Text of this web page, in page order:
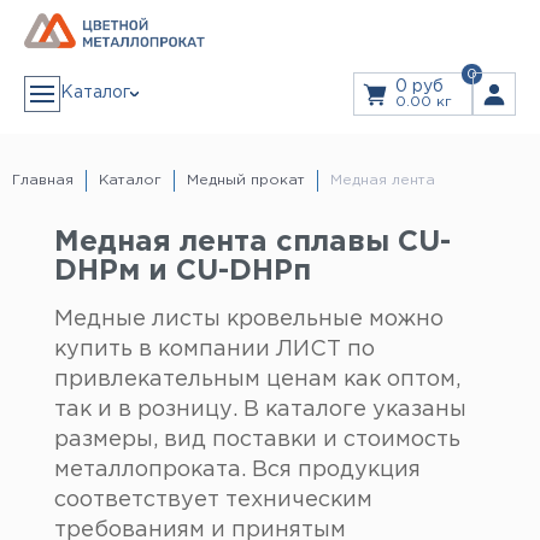
Каталог
0
0 руб
0.00 кг
Алюминиевая лента
Алюминиевый лист
Лист алюминиевый декоративный
Алюминиевая плита
Плита дюралевая
Пруток алюминиевый
Труба алюминиевая
Дюралевая труба
Труба профильная
Уголок алюминиевый
Швеллер алюминиевый (п-образный профиль)
Дюралевый шестигранник
Шина алюминиевая
Медная лента
Медная труба
Медный лист
ЗАКАЗ В 1 КЛИК
Прайс
Услуги
Резка Металла
Гидроабразивная резка
Лазерная резка
Листы из рулонов
Гибка листового металла
Информация
Главная Каталог Медный прокат Медная лента
Медная лента сплавы CU-
DHPм и CU-DHPп
Медные листы кровельные можно
купить в компании ЛИСТ по
привлекательным ценам как оптом,
так и в розницу. В каталоге указаны
размеры, вид поставки и стоимость
металлопроката. Вся продукция
соответствует техническим
требованиям и принятым